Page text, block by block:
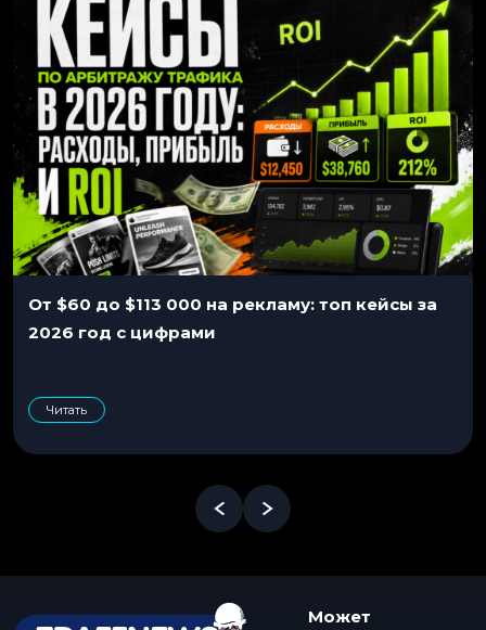
От $60 до $113 000 на рекламу: топ кейсы за
2026 год с цифрами
Читать
Может